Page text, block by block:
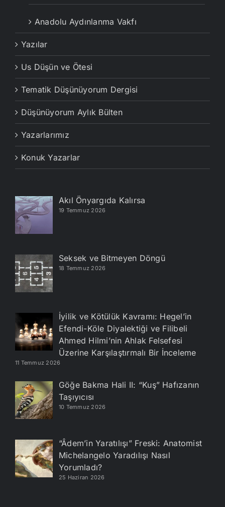
Anadolu Aydınlanma Vakfı
Yazılar
Us Düşün ve Ötesi
Tematik Düşünüyorum Dergisi
Düşünüyorum Aylık Bülten
Yazarlarımız
Konuk Yazarlar
Akıl Önyargıda Kalırsa
19 Temmuz 2026
Seksek ve Bitmeyen Döngü
18 Temmuz 2026
İyilik ve Kötülük Kavramı: Hegel’in
Efendi-Köle Diyalektiği ve Filibeli
Ahmed Hilmi’nin Ahlak Felsefesi
Üzerine Karşılaştırmalı Bir İnceleme
11 Temmuz 2026
Göğe Bakma Hali II: “Kuş” Hafızanın
Taşıyıcısı
10 Temmuz 2026
“Âdem’in Yaratılışı” Freski: Anatomist
Michelangelo Yaradılışı Nasıl
Yorumladı?
25 Haziran 2026